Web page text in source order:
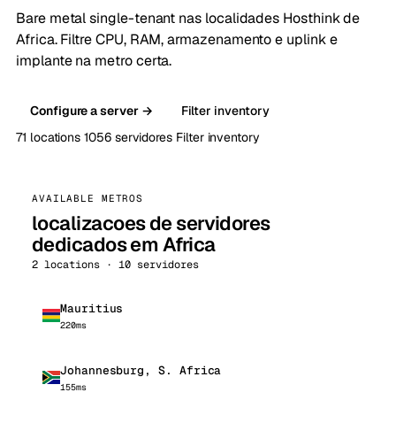
Bare metal single-tenant nas localidades Hosthink de
Africa. Filtre CPU, RAM, armazenamento e uplink e
implante na metro certa.
Configure a server →
Filter inventory
71 locations 1056 servidores Filter inventory
AVAILABLE METROS
localizacoes de servidores
dedicados em Africa
2 locations · 10 servidores
Mauritius
220ms
Johannesburg, S. Africa
155ms